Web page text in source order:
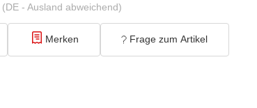
(DE - Ausland abweichend)
Merken Frage zum Artikel